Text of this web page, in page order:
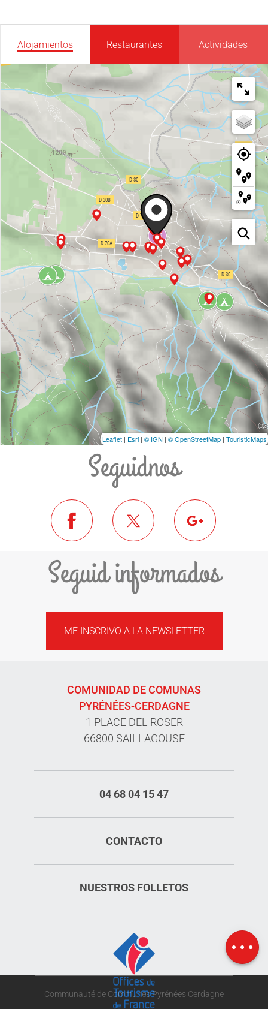
Mapa
Alojamientos Restaurantes Actividades
Leaflet | Esri | © IGN | © OpenStreetMap | TouristicMaps
Seguidnos
Seguid informados
ME INSCRIVO A LA NEWSLETTER
COMUNIDAD DE COMUNAS
PYRÉNÉES-CERDAGNE
1 PLACE DEL ROSER
66800 SAILLAGOUSE
04 68 04 15 47
CONTACTO
NUESTROS FOLLETOS
Communauté de Communes Pyrénées Cerdagne